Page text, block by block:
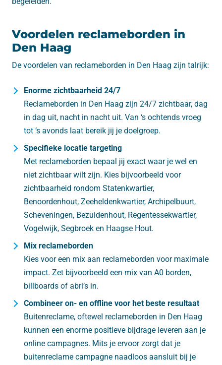
Voordelen reclameborden in
Den Haag
De voordelen van reclameborden in Den Haag zijn talrijk:
Enorme zichtbaarheid 24/7
Reclameborden in Den Haag zijn 24/7 zichtbaar, dag
in dag uit, nacht in nacht uit. Van ‘s ochtends vroeg
tot ‘s avonds laat bereik jij je doelgroep.
Specifieke locatie targeting
Met reclameborden bepaal jij exact waar je wel en
niet zichtbaar wilt zijn. Kies bijvoorbeeld voor
zichtbaarheid rondom Statenkwartier,
Benoordenhout, Zeeheldenkwartier, Archipelbuurt,
Scheveningen, Bezuidenhout, Regentessekwartier,
Vogelwijk, Segbroek en Haagse Hout.
Mix reclameborden
Kies voor een mix aan reclameborden voor maximale
impact. Zet bijvoorbeeld een mix van A0 borden,
billboards of abri’s in.
Combineer on- en offline voor het beste resultaat
Buitenreclame, oftewel reclameborden in Den Haag
kunnen een enorme positieve bijdrage leveren aan je
online campagnes. Mits je ervoor zorgt dat je
buitenreclame campagne naadloos aansluit bij je